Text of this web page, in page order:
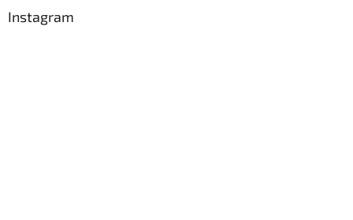
Instagram